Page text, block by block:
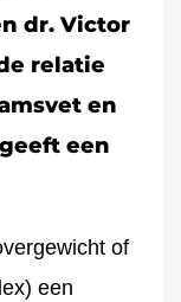
dr. Victor
relatie
en
een
of
een